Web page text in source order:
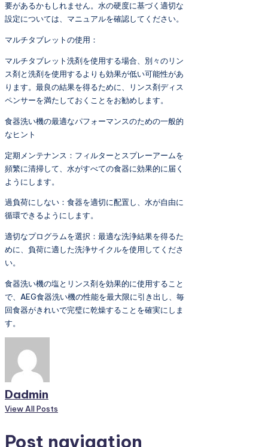
要があるかもしれません。水の硬度に基づく適切な
設定については、マニュアルを確認してください。
マルチタブレットの使用：
マルチタブレット洗剤を使用する場合、別々のリン
ス剤と洗剤を使用するよりも効果が低い可能性があ
ります。最良の結果を得るために、リンス剤ディス
ペンサーを満たしておくことをお勧めします。
食器洗い機の最適なパフォーマンスのための一般的
なヒント
定期メンテナンス：フィルターとスプレーアームを
頻繁に清掃して、水がすべての食器に効果的に届く
ようにします。
過負荷にしない：食器を適切に配置し、水が自由に
循環できるようにします。
適切なプログラムを選択：最適な洗浄結果を得るた
めに、負荷に適した洗浄サイクルを使用してくださ
い。
食器洗い機の塩とリンス剤を効果的に使用すること
で、AEG食器洗い機の性能を最大限に引き出し、毎
回食器がきれいで完璧に乾燥することを確実にしま
す。
Dadmin
View All Posts
Post navigation